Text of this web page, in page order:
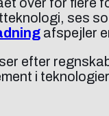
ses
afspejler
efter
i